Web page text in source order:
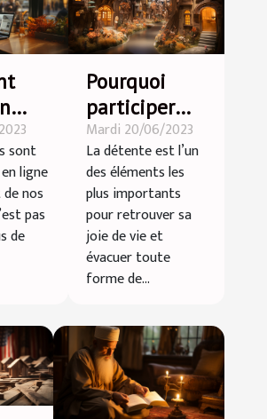
en
sont
ligne
nos
pas
de
Pourquoi
participer
aux
programmes
du grand
parc
d’attraction
indoor
Kermiland ?
Mardi 20/06/2023
La détente est l’un
des éléments les
plus importants
pour retrouver sa
joie de vie et
évacuer toute
forme de...